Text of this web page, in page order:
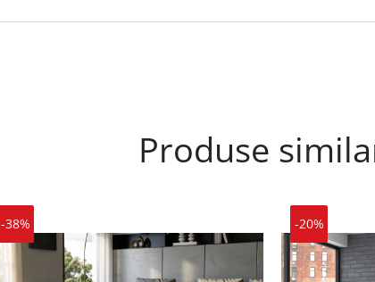
Produse
-38% -20%